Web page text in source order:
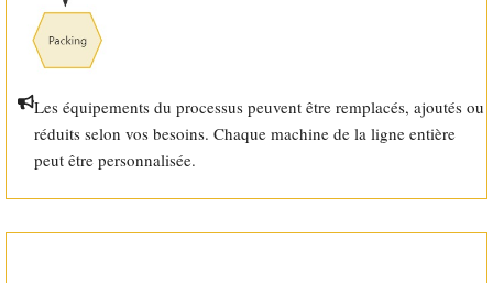
Les équipements du processus peuvent être remplacés, ajoutés ou
réduits selon vos besoins. Chaque machine de la ligne entière
peut être personnalisée.